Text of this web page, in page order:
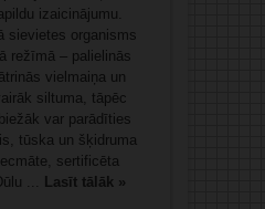
izaicinājumu.
sievietes organisms
režīmā – palielinās
vielmaiņa un
siltuma, tāpēc
var parādīties
tūska un šķidruma
sertificēta
... Lasīt tālāk »